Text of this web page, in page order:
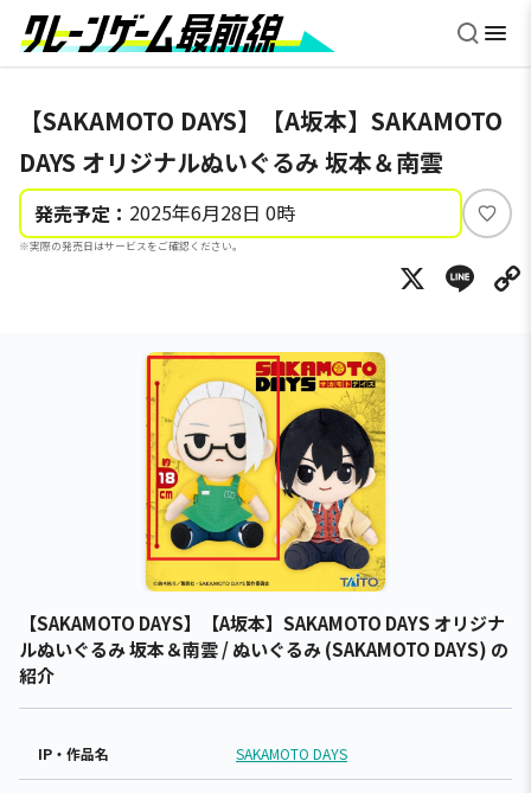
【SAKAMOTO DAYS】【A坂本】SAKAMOTO
DAYS オリジナルぬいぐるみ 坂本＆南雲
発売予定： 2025年6月28日 0時
※実際の発売日はサービスをご確認ください。
い
ね
X
【SAKAMOTO DAYS】【A坂本】SAKAMOTO DAYS オリジナ
ルぬいぐるみ 坂本＆南雲 / ぬいぐるみ (SAKAMOTO DAYS) の
紹介
IP・作品名 SAKAMOTO DAYS